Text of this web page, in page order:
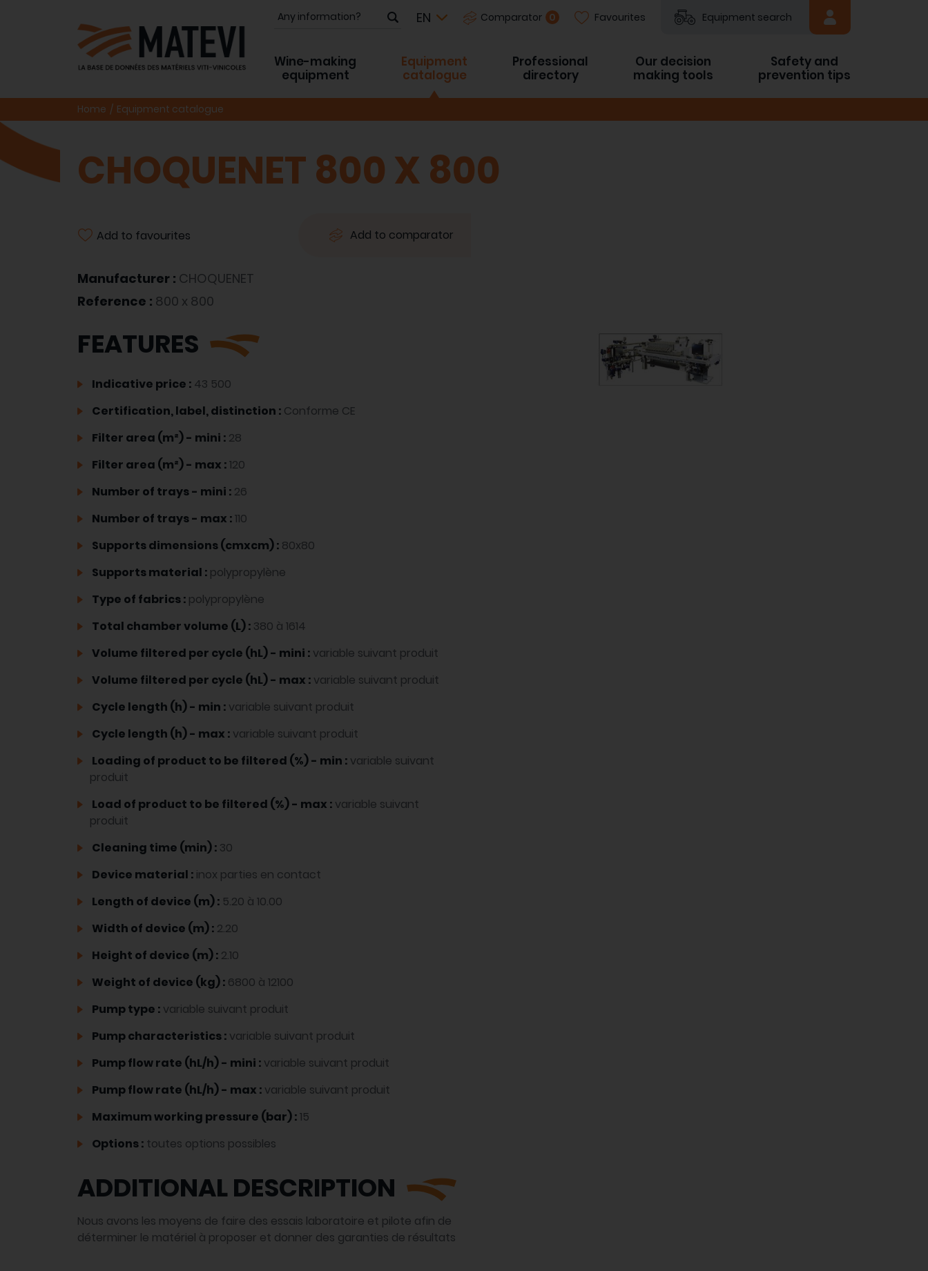
Comparator 0 Favourites Equipment search
Wine-making
equipment
Equipment
catalogue
Professional
directory
Our decision
making tools
Safety and
prevention tips
Home Equipment catalogue
CHOQUENET 800 X 800
Add to favourites Add to comparator
Manufacturer : CHOQUENET
Reference : 800 x 800
FEATURES
Indicative price : 43 500
Certification, label, distinction : Conforme CE
Filter area (m²) - mini : 28
Filter area (m²) - max :120
Number of trays - mini : 26
Number of trays - max :110
Supports dimensions (cmxcm) : 80x80
Supports material : polypropylène
Type of fabrics : polypropylène
Total chamber volume (L) : 380 à 1614
Volume filtered per cycle (hL) - mini : variable suivant produit
Volume filtered per cycle (hL) - max : variable suivant produit
Cycle length (h) - min : variable suivant produit
Cycle length (h) - max : variable suivant produit
Loading of product to be filtered (%) - min : variable suivant
produit
Load of product to be filtered (%) - max : variable suivant
produit
Cleaning time (min) : 30
Device material : inox parties en contact
Length of device (m) : 5.20 à 10.00
Width of device (m) : 2.20
Height of device (m) : 2.10
Weight of device (kg) : 6800 à 12100
Pump type : variable suivant produit
Pump characteristics : variable suivant produit
Pump flow rate (hL/h) - mini : variable suivant produit
Pump flow rate (hL/h) - max : variable suivant produit
Maximum working pressure (bar) :15
Options : toutes options possibles
ADDITIONAL DESCRIPTION
Nous avons les moyens de faire des essais laboratoire et pilote afin de
déterminer le matériel à proposer et donner des garanties de résultats